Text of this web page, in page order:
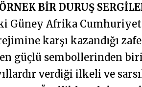
BİR DURUŞ
Güney Afrika
karşı kazandığı
güçlü sembollerinden
verdiği ilkeli ve